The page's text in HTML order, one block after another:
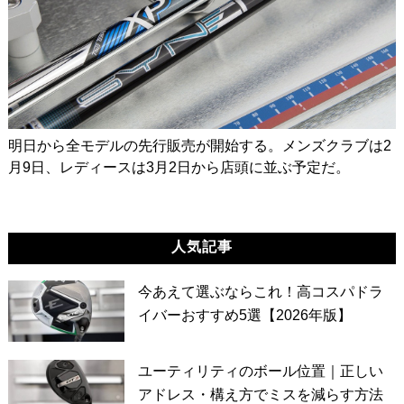
明日から全モデルの先行販売が開始する。メンズクラブは2
月9日、レディースは3月2日から店頭に並ぶ予定だ。
人気記事
今あえて選ぶならこれ！高コスパドラ
イバーおすすめ5選【2026年版】
ユーティリティのボール位置｜正しい
アドレス・構え方でミスを減らす方法